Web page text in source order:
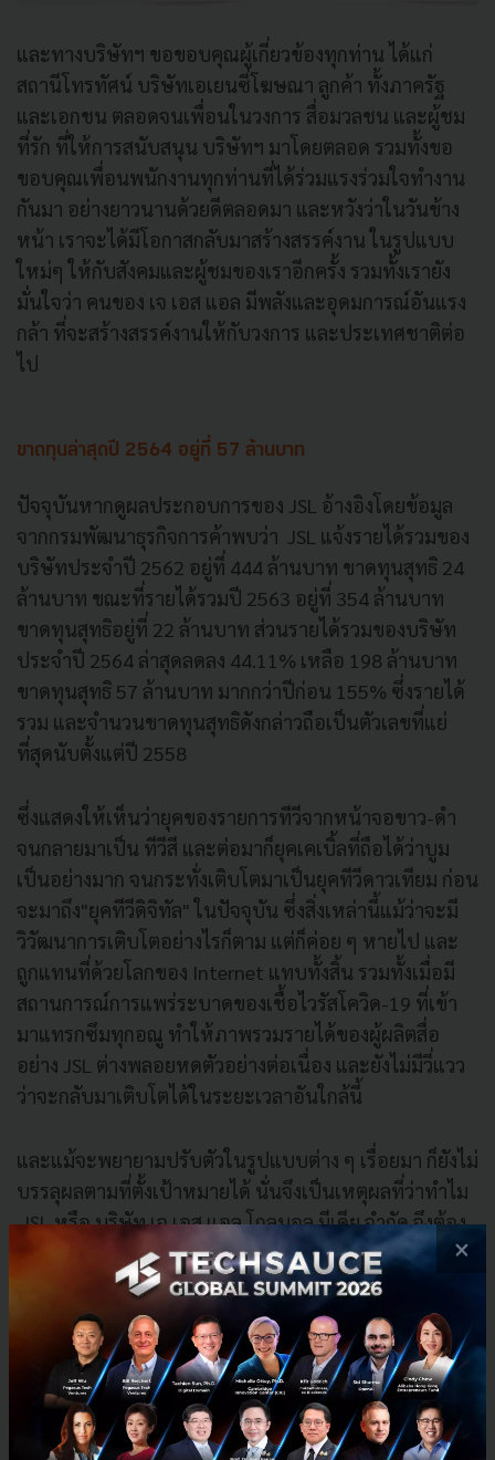
และทางบริษัทฯ ขอขอบคุณผู้เกี่ยวข้องทุกท่าน ได้แก่
สถานีโทรทัศน์ บริษัทเอเยนซี่โฆษณา ลูกค้า ทั้งภาครัฐ
และเอกชน ตลอดจนเพื่อนในวงการ สื่อมวลชน และผู้ชม
ที่รัก ที่ให้การสนับสนุน บริษัทฯ มาโดยตลอด รวมทั้งขอ
ขอบคุณเพื่อนพนักงานทุกท่านที่ได้ร่วมแรงร่วมใจทํางาน
กันมา อย่างยาวนานด้วยดีตลอดมา และหวังว่าในวันข้าง
หน้า เราจะได้มีโอกาสกลับมาสร้างสรรค์งาน ในรูปแบบ
ใหม่ๆ ให้กับสังคมและผู้ชมของเราอีกครั้ง รวมทั้งเรายัง
มั่นใจว่า คนของ เจ เอส แอล มีพลังและอุดมการณ์อันแรง
กล้า ที่จะสร้างสรรค์งานให้กับวงการ และประเทศชาติต่อ
ไป
ขาดทุนล่าสุดปี 2564 อยู่ที่ 57 ล้านบาท
ปัจจุบันหากดูผลประกอบการของ JSL อ้างอิงโดยข้อมูล
จากกรมพัฒนาธุรกิจการค้าพบว่า JSL แจ้งรายได้รวมของ
บริษัทประจำปี 2562 อยู่ที่ 444 ล้านบาท ขาดทุนสุทธิ 24
ล้านบาท ขณะที่รายได้รวมปี 2563 อยู่ที่ 354 ล้านบาท
ขาดทุนสุทธิอยู่ที่ 22 ล้านบาท ส่วนรายได้รวมของบริษัท
ประจำปี 2564 ล่าสุดลดลง 44.11% เหลือ 198 ล้านบาท
ขาดทุนสุทธิ 57 ล้านบาท มากกว่าปีก่อน 155% ซึ่งรายได้
รวม และจำนวนขาดทุนสุทธิดังกล่าวถือเป็นตัวเลขที่แย่
ที่สุดนับตั้งแต่ปี 2558
ซึ่งแสดงให้เห็นว่ายุคของรายการทีวีจากหน้าจอขาว-ดำ
จนกลายมาเป็น ทีวีสี และต่อมาก็ยุคเคเบิ้ลที่ถือได้ว่าบูม
เป็นอย่างมาก จนกระทั่งเติบโตมาเป็นยุคทีวีดาวเทียม ก่อน
จะมาถึง"ยุคทีวีดิจิทัล" ในปัจจุบัน ซึ่งสิ่งเหล่านี้แม้ว่าจะมี
วิวัฒนาการเติบโตอย่างไรก็ตาม แต่ก็ค่อย ๆ หายไป และ
ถูกแทนที่ด้วยโลกของ Internet แทบทั้งสิ้น รวมทั้งเมื่อมี
สถานการณ์การแพร่ระบาดของเชื้อไวรัสโควิด-19 ที่เข้า
มาแทรกซึมทุกอณู ทำให้ภาพรวมรายได้ของผู้ผลิตสื่อ
อย่าง JSL ต่างพลอยหดตัวอย่างต่อเนื่อง และยังไม่มีวี่แวว
ว่าจะกลับมาเติบโตได้ในระยะเวลาอันใกล้นี้
และแม้จะพยายามปรับตัวในรูปแบบต่าง ๆ เรื่อยมา ก็ยังไม่
บรรลุผลตามที่ตั้งเป้าหมายได้ นั่นจึงเป็นเหตุผลที่ว่าทำไม
JSL หรือ บริษัท เจ เอส แอล โกลบอล มีเดีย จํากัด จึงต้อง
ประกาศยุติการดำเนินงานบางส่วนลง ซึ่งก็ต้องรอติดตาม
กันต่อไปว่า JSL จะพลิกโฉมกลับมาอยู่ในรูปแบบใด และ
จะดำเนินการต่อไปอย่างไร "ในวันที่อนาคตสื่อยังคง
ทำนายไม่ได้"
JSL covid-19 รายการโทรทัศน์ digital-disruption
บริษัท เจ เอส แอล โกลบอล มีเดีย จํากัด
×